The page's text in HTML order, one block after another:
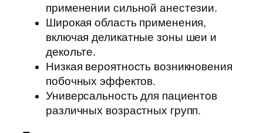
применении сильной анестезии.
Широкая область применения,
включая деликатные зоны шеи и
декольте.
Низкая вероятность возникновения
побочных эффектов.
Универсальность для пациентов
различных возрастных групп.